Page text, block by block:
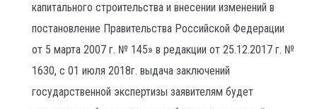
капитального строительства и внесении изменений в
постановление Правительства Российской Федерации
от 5 марта 2007 г. № 145» в редакции от 25.12.2017 г. №
1630, с 01 июля 2018г. выдача заключений
государственной экспертизы заявителям будет